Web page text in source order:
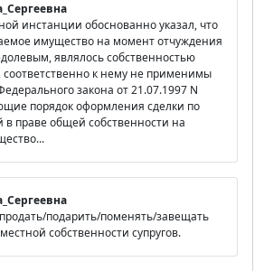
инстанции обоснованно указал, что
имущество на момент отчуждения
являлось собственностью
соответственно к нему не применимы
закона от 21.07.1997 N
порядок оформления сделки по
в праве общей собственности на
подарить/поменять/завещать
собственности супругов.